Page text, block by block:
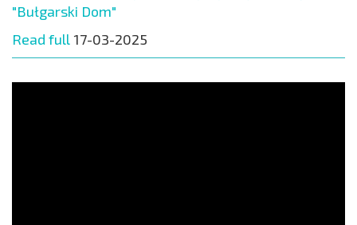
"Bułgarski Dom"
Read full 17-03-2025